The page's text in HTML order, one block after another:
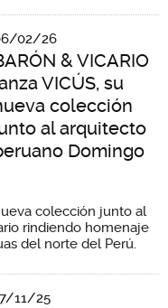
02/26
& VICARIO
VICÚS, su
colección
al arquitecto
Domingo
colección junto al
rindiendo homenaje
del norte del Perú.
11/25